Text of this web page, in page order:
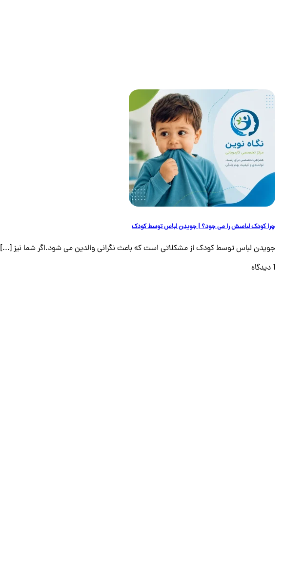
چرا کودک لباسش را می‌ جود؟ | جویدن لباس توسط کودک
جویدن لباس توسط کودک از مشکلاتی است که باعث نگرانی والدین می شود.اگر شما نیز [...]
1 دیدگاه